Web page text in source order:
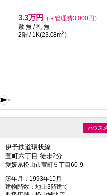
3.3万円
（＋管理費3,000円）
敷 無 / 礼 無
2階 / 1K(23.08m2)
ハウス
伊予鉄道環状線
萱町六丁目 徒歩2分
愛媛県松山市萱町５丁目60-9
築年月：1993年10月
建物階数：地上3階建て